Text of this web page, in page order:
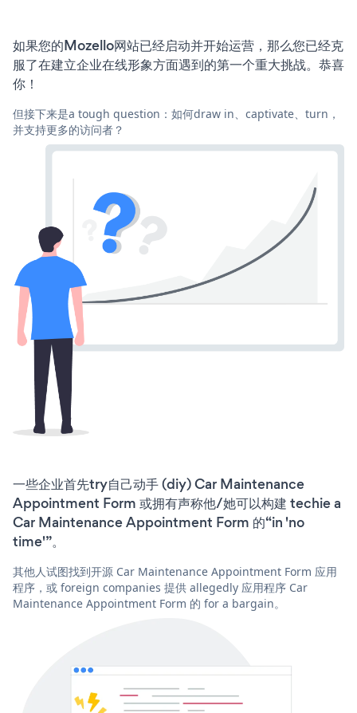
如果您的Mozello网站已经启动并开始运营，那么您已经克
服了在建立企业在线形象方面遇到的第一个重大挑战。恭喜
你！
但接下来是a tough question：如何draw in、captivate、turn，
并支持更多的访问者？
一些企业首先try自己动手 (diy) Car Maintenance
Appointment Form 或拥有声称他/她可以构建 techie a
Car Maintenance Appointment Form 的“in 'no
time'”。
其他人试图找到开源 Car Maintenance Appointment Form 应用
程序，或 foreign companies 提供 allegedly 应用程序 Car
Maintenance Appointment Form 的 for a bargain。